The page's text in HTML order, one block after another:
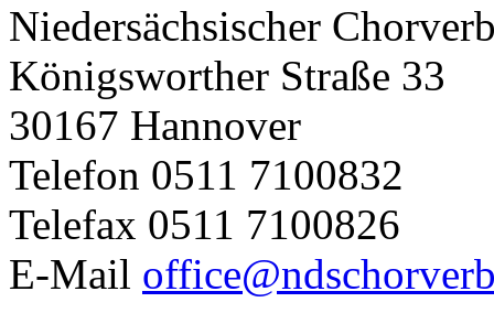
Niedersächsischer
Königsworther Straße 33
30167 Hannover
Telefon 0511 7100832
Telefax 0511 7100826
E-Mail